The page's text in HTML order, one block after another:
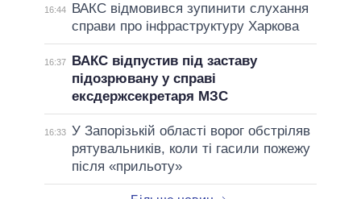
16:44
ВАКС відмовився зупинити слухання
справи про інфраструктуру Харкова
16:37
ВАКС відпустив під заставу
підозрювану у справі
ексдержсекретаря МЗС
16:33 У Запорізькій області ворог обстріляв
рятувальників, коли ті гасили пожежу
після «прильоту»